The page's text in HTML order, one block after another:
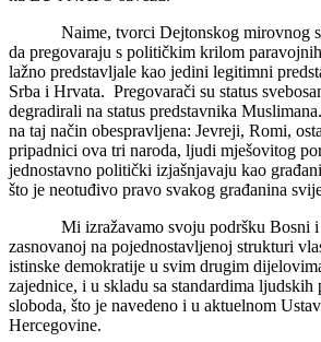
Naime, tvorci Dejtonskog mirovnog
da pregovaraju s političkim krilom
lažno predstavljale kao jedini legitimni
Srba i Hrvata. Pregovarači su status
degradirali na status predstavnika
na taj način obespravljena: Jevreji, Romi,
pripadnici ova tri naroda, ljudi mješovitog
jednostavno politički izjašnjavaju kao
što je neotuđivo pravo svakog građanina
Mi izražavamo svoju podršku Bosni i
zasnovanoj na pojednostavljenoj strukturi
istinske demokratije u svim drugim
zajednice, i u skladu sa standardima ljudskih
sloboda, što je navedeno i u aktuelnom
Hercegovine.